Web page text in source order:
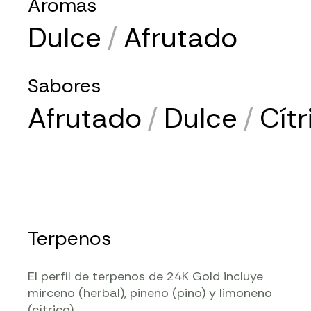
Aromas
Dulce /Afrutado
Sabores
Afrutado / Dulce /
Terpenos
El perfil de terpenos de 24K Gold incluye
mirceno (herbal), pineno (pino) y limoneno